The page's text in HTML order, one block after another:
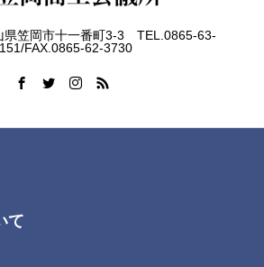
県笠岡市十一番町3-3 TEL.0865-63-
FAX.0865-62-3730
て